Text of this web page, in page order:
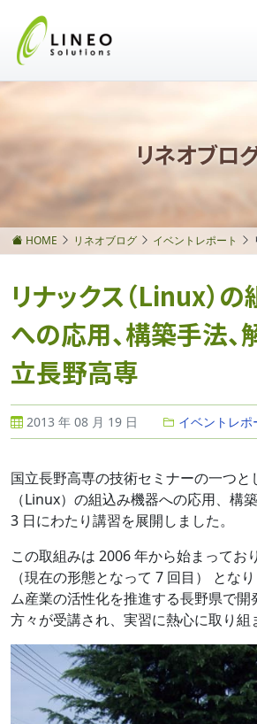
リネオブロ
HOME リネオブログ イベントレポート
リナックス（Linux）
への応用、構築手法
立長野高専
2013 年 08 月 19 日 イベントレポ
国立長野高専の技術セミナーの一つと
（Linux）の組込み機器への応用、構
3 日にわたり講習を展開しました。
この取組みは 2006 年から始まってお
（現在の形態となって 7 回目） とな
ム産業の活性化を推進する長野県で開
方々が受講され、実習に熱心に取り組